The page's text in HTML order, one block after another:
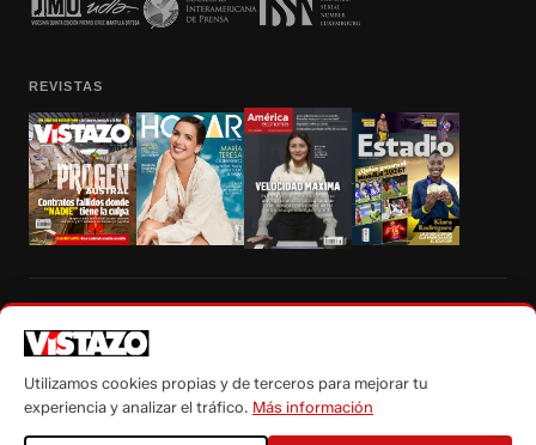
REVISTAS
autorización escrita de su titular, de todos los contenidos de Vistazo.com.
Utilizamos cookies propias y de terceros para mejorar tu
experiencia y analizar el tráfico. Más información